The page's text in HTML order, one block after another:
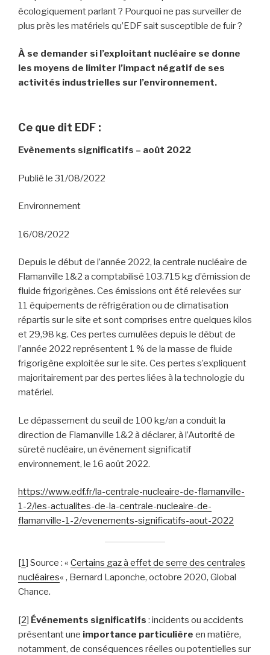
écologiquement parlant ? Pourquoi ne pas surveiller de
plus près les matériels qu’EDF sait susceptible de fuir ?
À se demander si l’exploitant nucléaire se donne
les moyens de limiter l’impact négatif de ses
activités industrielles sur l’environnement.
Ce que dit EDF :
Evènements significatifs – août 2022
Publié le 31/08/2022
Environnement
16/08/2022
Depuis le début de l’année 2022, la centrale nucléaire de
Flamanville 1&2 a comptabilisé 103.715 kg d’émission de
fluide frigorigènes. Ces émissions ont été relevées sur
11 équipements de réfrigération ou de climatisation
répartis sur le site et sont comprises entre quelques kilos
et 29,98 kg. Ces pertes cumulées depuis le début de
l’année 2022 représentent 1 % de la masse de fluide
frigorigène exploitée sur le site. Ces pertes s’expliquent
majoritairement par des pertes liées à la technologie du
matériel.
Le dépassement du seuil de 100 kg/an a conduit la
direction de Flamanville 1&2 à déclarer, à l’Autorité de
sûreté nucléaire, un événement significatif
environnement, le 16 août 2022.
https://www.edf.fr/la-centrale-nucleaire-de-flamanville-
1-2/les-actualites-de-la-centrale-nucleaire-de-
flamanville-1-2/evenements-significatifs-aout-2022
[1] Source : « Certains gaz à effet de serre des centrales
nucléaires« , Bernard Laponche, octobre 2020, Global
Chance.
[2] Événements significatifs : incidents ou accidents
présentant une importance particulière en matière,
notamment, de conséquences réelles ou potentielles sur